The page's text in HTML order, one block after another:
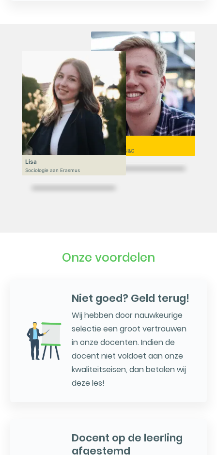
Niek
VWO 6, N&T/N&G
Lisa
Sociologie aan Erasmus
Onze voordelen
Niet goed? Geld terug!
Wij hebben door nauwkeurige
selectie een groot vertrouwen
in onze docenten. Indien de
docent niet voldoet aan onze
kwaliteitseisen, dan betalen wij
deze les!
Docent op de leerling
afgestemd